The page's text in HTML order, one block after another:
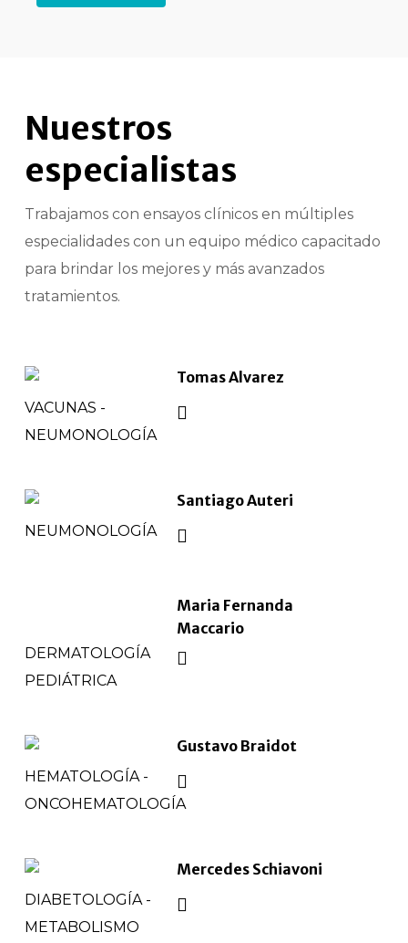
Nuestros
especialistas
Trabajamos con ensayos clínicos en múltiples
especialidades con un equipo médico capacitado
para brindar los mejores y más avanzados
tratamientos.
Tomas Alvarez
VACUNAS -
NEUMONOLOGÍA
Santiago Auteri
NEUMONOLOGÍA
Maria Fernanda
Maccario
DERMATOLOGÍA
PEDIÁTRICA
Gustavo Braidot
HEMATOLOGÍA -
ONCOHEMATOLOGÍA
Mercedes Schiavoni
DIABETOLOGÍA -
METABOLISMO